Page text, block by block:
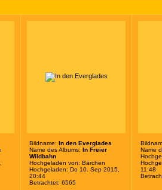
Bildname: In den Everglades
Name des Albums: In Freier
Wildbahn
Hochgeladen von: Bärchen
Hochgeladen: Do 10. Sep 2015,
20:44
Betrachtet: 6565
Name
11:48